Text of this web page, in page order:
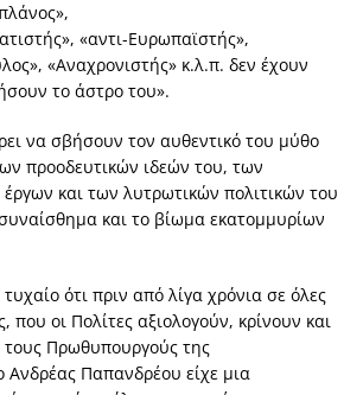
«αντι-Ευρωπαϊστής»,
«Αναχρονιστής» κ.λ.π. δεν έχουν
το άστρο του».
να σβήσουν τον αυθεντικό του μύθο
προοδευτικών ιδεών του, των
και των λυτρωτικών πολιτικών του
και το βίωμα εκατομμυρίων
ότι πριν από λίγα χρόνια σε όλες
που οι Πολίτες αξιολογούν, κρίνουν και
τους Πρωθυπουργούς της
Ανδρέας Παπανδρέου είχε μια